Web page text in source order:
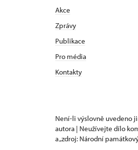
Akce
Zprávy
Publikace
Pro média
Kontakty
Není-li výslovně uvedeno
autora | Neužívejte dílo
a „zdroj: Národní